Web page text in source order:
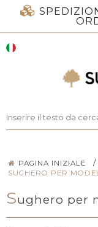
PAGINA INIZIALE /
SUGHERO PER
Sughero per